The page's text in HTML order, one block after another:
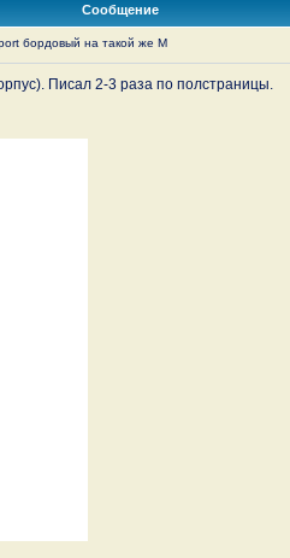
Сообщение
бордовый на такой же M
Писал 2-3 раза по полстраницы.